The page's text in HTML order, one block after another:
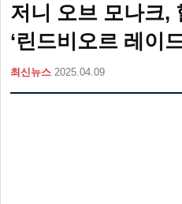
저니 오브 모나크,
‘린드비오르 레이
최신뉴스 2025.04.09